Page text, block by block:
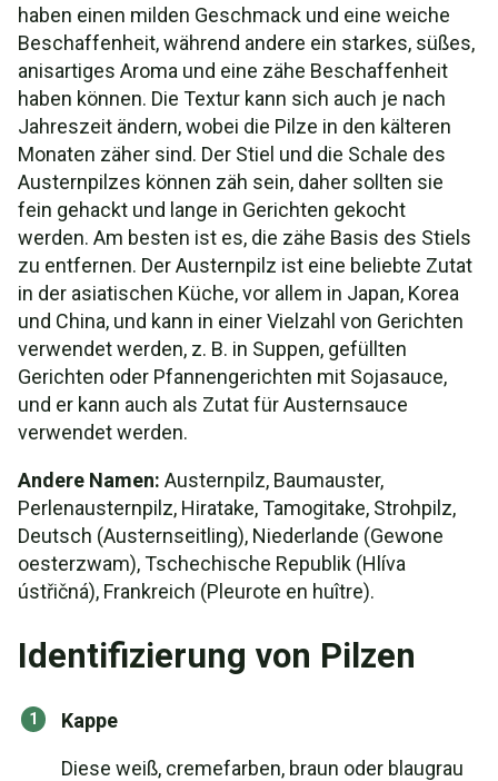
haben einen milden Geschmack und eine weiche
Beschaffenheit, während andere ein starkes, süßes,
anisartiges Aroma und eine zähe Beschaffenheit
haben können. Die Textur kann sich auch je nach
Jahreszeit ändern, wobei die Pilze in den kälteren
Monaten zäher sind. Der Stiel und die Schale des
Austernpilzes können zäh sein, daher sollten sie
fein gehackt und lange in Gerichten gekocht
werden. Am besten ist es, die zähe Basis des Stiels
zu entfernen. Der Austernpilz ist eine beliebte Zutat
in der asiatischen Küche, vor allem in Japan, Korea
und China, und kann in einer Vielzahl von Gerichten
verwendet werden, z. B. in Suppen, gefüllten
Gerichten oder Pfannengerichten mit Sojasauce,
und er kann auch als Zutat für Austernsauce
verwendet werden.
Andere Namen: Austernpilz, Baumauster,
Perlenausternpilz, Hiratake, Tamogitake, Strohpilz,
Deutsch (Austernseitling), Niederlande (Gewone
oesterzwam), Tschechische Republik (Hlíva
ústřičná), Frankreich (Pleurote en huître).
Identifizierung von Pilzen
Kappe
Diese weiß, cremefarben, braun oder blaugrau